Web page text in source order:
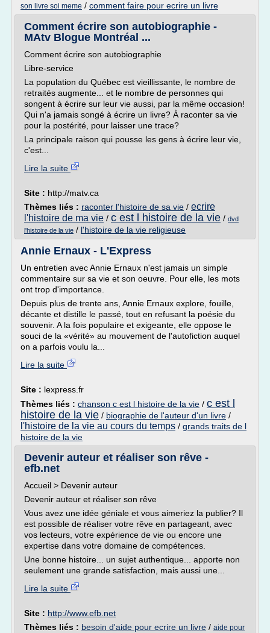
son livre soi meme / comment faire pour ecrire un livre
Comment écrire son autobiographie -
MAtv Blogue Montréal ...
Comment écrire son autobiographie
Libre-service
La population du Québec est vieillissante, le nombre de
retraités augmente... et le nombre de personnes qui
songent à écrire sur leur vie aussi, par la même occasion!
Qui n'a jamais songé à écrire un livre? À raconter sa vie
pour la postérité, pour laisser une trace?
La principale raison qui pousse les gens à écrire leur vie,
c'est...
Lire la suite
Site : http://matv.ca
Thèmes liés : raconter l'histoire de sa vie / ecrire
l'histoire de ma vie / c est l histoire de la vie / dvd
l'histoire de la vie / l'histoire de la vie religieuse
Annie Ernaux - L'Express
Un entretien avec Annie Ernaux n'est jamais un simple
commentaire sur sa vie et son oeuvre. Pour elle, les mots
ont trop d'importance.
Depuis plus de trente ans, Annie Ernaux explore, fouille,
décante et distille le passé, tout en refusant la poésie du
souvenir. A la fois populaire et exigeante, elle oppose le
souci de la «vérité» au mouvement de l'autofiction auquel
on a parfois voulu la...
Lire la suite
Site : lexpress.fr
Thèmes liés : chanson c est l histoire de la vie / c est l
histoire de la vie / biographie de l'auteur d'un livre /
l'histoire de la vie au cours du temps / grands traits de l
histoire de la vie
Devenir auteur et réaliser son rêve -
efb.net
Accueil > Devenir auteur
Devenir auteur et réaliser son rêve
Vous avez une idée géniale et vous aimeriez la publier? Il
est possible de réaliser votre rêve en partageant, avec
vos lecteurs, votre expérience de vie ou encore une
expertise dans votre domaine de compétences.
Une bonne histoire... un sujet authentique... apporte non
seulement une grande satisfaction, mais aussi une...
Lire la suite
Site : http://www.efb.net
Thèmes liés : besoin d'aide pour ecrire un livre / aide pour